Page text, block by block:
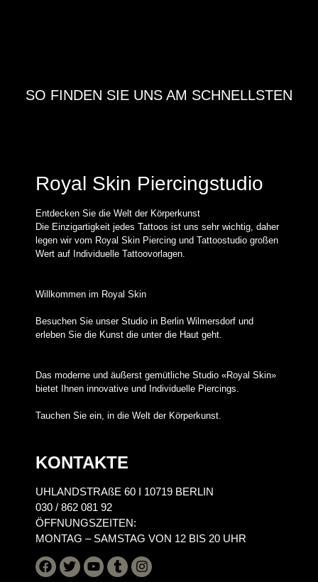
SO FINDEN SIE UNS AM SCHNELLSTEN
Royal Skin Piercingstudio
Entdecken Sie die Welt der Körperkunst
Die Einzigartigkeit jedes Tattoos ist uns sehr wichtig, daher
legen wir vom Royal Skin Piercing und Tattoostudio großen
Wert auf Individuelle Tattoovorlagen.
Willkommen im Royal Skin
Besuchen Sie unser Studio in Berlin Wilmersdorf und
erleben Sie die Kunst die unter die Haut geht.
Das moderne und äußerst gemütliche Studio «Royal Skin»
bietet Ihnen innovative und Individuelle Piercings.
Tauchen Sie ein, in die Welt der Körperkunst.
KONTAKTE
UHLANDSTRAßE 60 I 10719 BERLIN
030 / 862 081 92
ÖFFNUNGSZEITEN:
MONTAG – SAMSTAG VON 12 BIS 20 UHR